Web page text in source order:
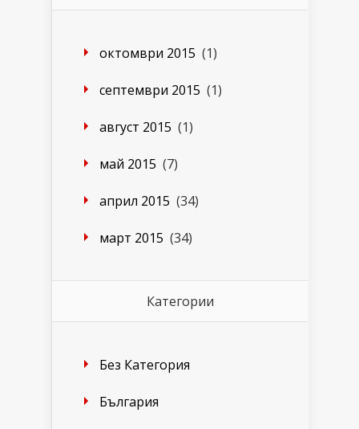
октомври 2015 (1)
септември 2015 (1)
август 2015 (1)
май 2015 (7)
април 2015 (34)
март 2015 (34)
Категории
Без Категория
България